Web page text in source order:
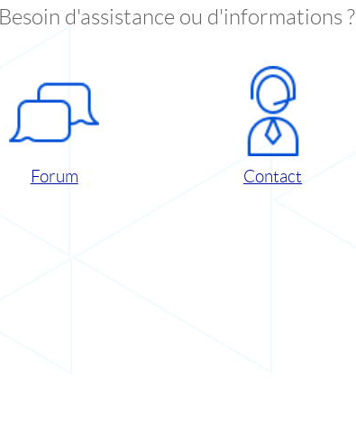
Besoin d'assistance ou d'informations ?
Forum Contact